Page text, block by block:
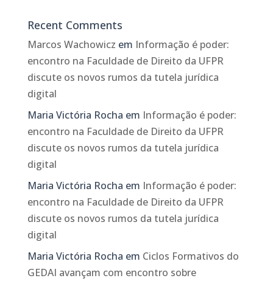
Recent Comments
Marcos Wachowicz em Informação é poder:
encontro na Faculdade de Direito da UFPR
discute os novos rumos da tutela jurídica
digital
Maria Victória Rocha em Informação é poder:
encontro na Faculdade de Direito da UFPR
discute os novos rumos da tutela jurídica
digital
Maria Victória Rocha em Informação é poder:
encontro na Faculdade de Direito da UFPR
discute os novos rumos da tutela jurídica
digital
Maria Victória Rocha em Ciclos Formativos do
GEDAI avançam com encontro sobre